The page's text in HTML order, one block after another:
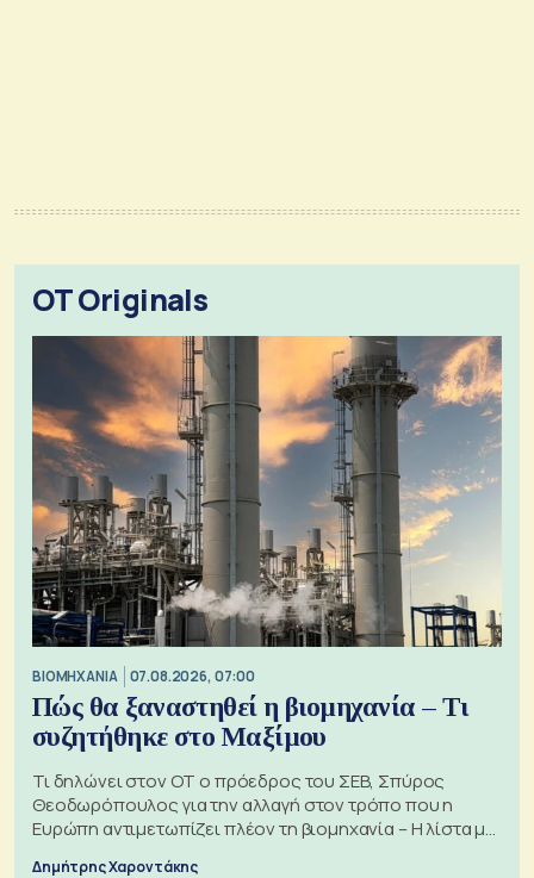
OT Originals
ΒΙΟΜΗΧΑΝΙΑ 07.08.2026, 07:00
Πώς θα ξαναστηθεί η βιομηχανία – Τι
συζητήθηκε στο Μαξίμου
Τι δηλώνει στον ΟΤ ο πρόεδρος του ΣΕΒ, Σπύρος
Θεοδωρόπουλος για την αλλαγή στον τρόπο που η
Ευρώπη αντιμετωπίζει πλέον τη βιομηχανία – Η λίστα με
Δημήτρης Χαροντάκης